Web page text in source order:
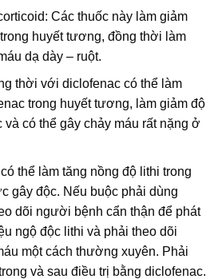
Các thuốc này làm giảm
huyết tương, đồng thời làm
dạ dày – ruột.
thời với diclofenac có thể làm
trong huyết tương, làm giảm độ
có thể gây chảy máu rất nặng ở
thể làm tăng nồng độ lithi trong
gây độc. Nếu buộc phải dùng
dõi người bệnh cẩn thận để phát
ngộ độc lithi và phải theo dõi
một cách thường xuyên. Phải
và sau điều trị bằng diclofenac.